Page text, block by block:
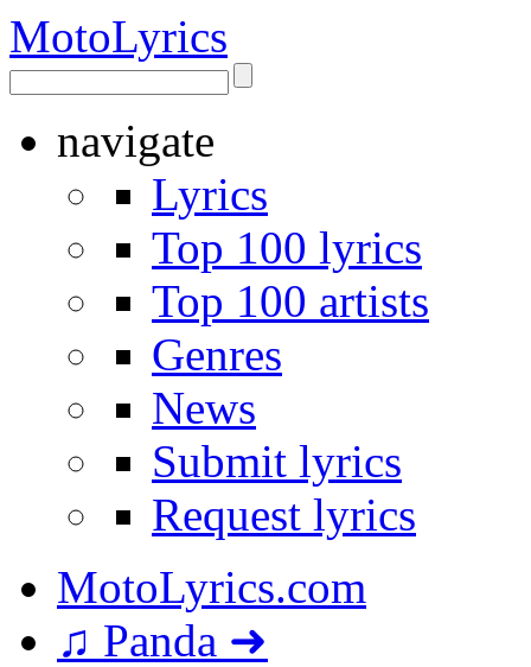
MotoLyrics
navigate
Lyrics
Top 100 lyrics
Top 100 artists
Genres
News
Submit lyrics
Request lyrics
MotoLyrics.com
♫ Panda ➜